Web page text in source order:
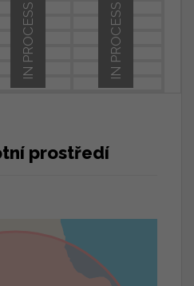
IN PROCESS
IN PROCESS
prostředí